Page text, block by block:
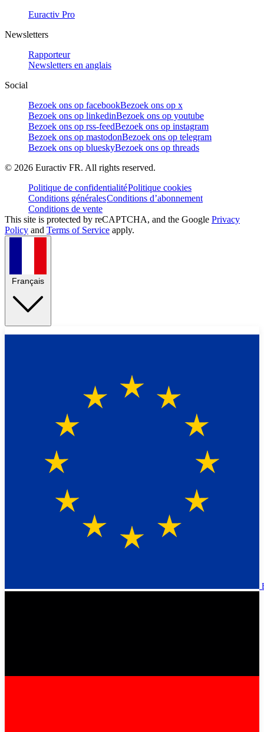
Euractiv Pro
Newsletters
Rapporteur
Newsletters en anglais
Social
Bezoek ons op facebookBezoek ons op x
Bezoek ons op linkedinBezoek ons op youtube
Bezoek ons op rss-feedBezoek ons op instagram
Bezoek ons op mastodonBezoek ons op telegram
Bezoek ons op blueskyBezoek ons op threads
© 2026 Euractiv FR. All rights reserved.
Politique de confidentialitéPolitique cookies
Conditions généralesConditions d’abonnement
Conditions de vente
This site is protected by reCAPTCHA, and the Google Privacy
Policy and Terms of Service apply.
Français